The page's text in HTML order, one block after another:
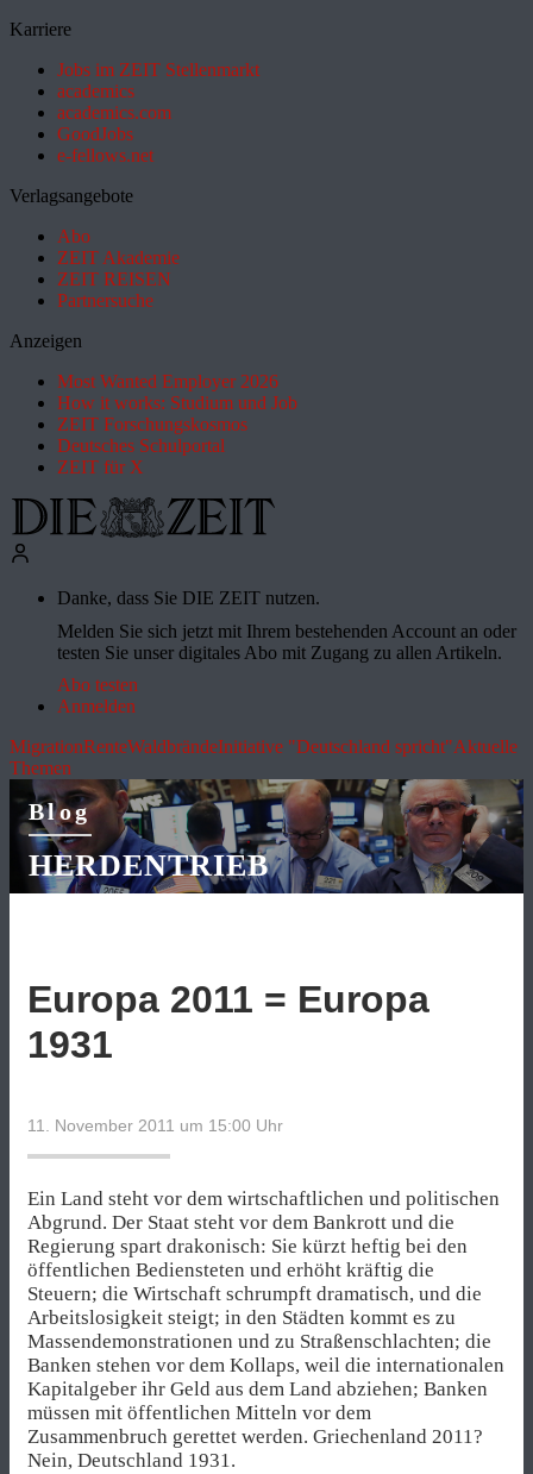
Karriere
Jobs im ZEIT Stellenmarkt
academics
academics.com
GoodJobs
e-fellows.net
Verlagsangebote
Abo
ZEIT Akademie
ZEIT REISEN
Partnersuche
Anzeigen
Most Wanted Employer 2026
How it works: Studium und Job
ZEIT Forschungskosmos
Deutsches Schulportal
ZEIT für X
Danke, dass Sie DIE ZEIT nutzen.
Melden Sie sich jetzt mit Ihrem bestehenden Account an oder
testen Sie unser digitales Abo mit Zugang zu allen Artikeln.
Abo testen
Anmelden
MigrationRenteWaldbrändeInitiative "Deutschland spricht"Aktuelle
Themen
Blog
HERDENTRIEB
Europa 2011 = Europa
1931
11. November 2011 um 15:00 Uhr
Ein Land steht vor dem wirtschaftlichen und politischen
Abgrund. Der Staat steht vor dem Bankrott und die
Regierung spart drakonisch: Sie kürzt heftig bei den
öffentlichen Bediensteten und erhöht kräftig die
Steuern; die Wirtschaft schrumpft dramatisch, und die
Arbeitslosigkeit steigt; in den Städten kommt es zu
Massendemonstrationen und zu Straßenschlachten; die
Banken stehen vor dem Kollaps, weil die internationalen
Kapitalgeber ihr Geld aus dem Land abziehen; Banken
müssen mit öffentlichen Mitteln vor dem
Zusammenbruch gerettet werden. Griechenland 2011?
Nein, Deutschland 1931.